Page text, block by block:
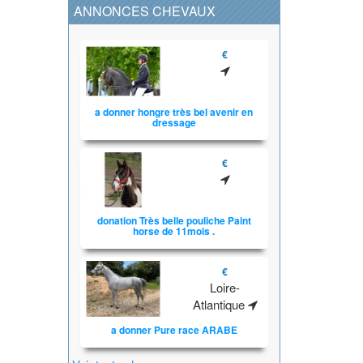
ANNONCES CHEVAUX
€
a donner hongre très bel avenir en
dressage
€
donation Très belle pouliche Paint
horse de 11mois .
€
Loire-
Atlantique
a donner Pure race ARABE